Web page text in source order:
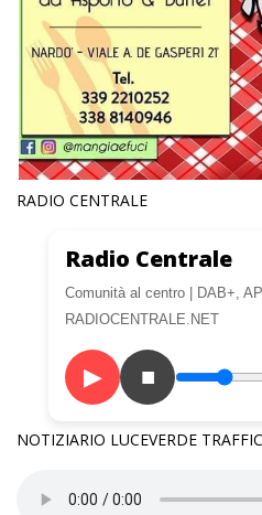
RADIO CENTRALE
Radio Centrale
Comunità al centro | DAB+,
RADIOCENTRALE.NET
▶ ■
NOTIZIARIO LUCEVERDE